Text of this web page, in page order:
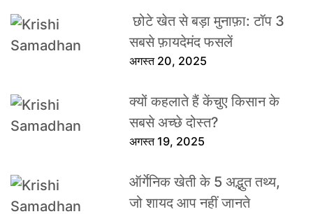
छोटे खेत से बड़ा मुनाफ़ा: टॉप 3
सबसे फ़ायदेमंद फसलें
अगस्त 20, 2025
क्यों कहलाते हैं केंचुए किसान के
सबसे अच्छे दोस्त?
अगस्त 19, 2025
ऑर्गेनिक खेती के 5 अद्भुत तथ्य,
जो शायद आप नहीं जानते